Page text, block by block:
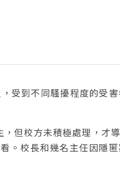
受到不同騷擾程度的受
但校方未積極處理，才
。校長和幾名主任因隱